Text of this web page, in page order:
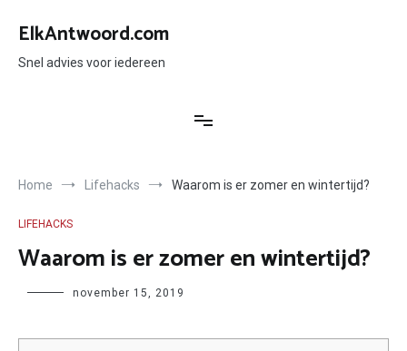
naar
inhoud
ElkAntwoord.com
Snel advies voor iedereen
Home Lifehacks Waarom is er zomer en wintertijd?
LIFEHACKS
Waarom is er zomer en wintertijd?
Author november 15, 2019